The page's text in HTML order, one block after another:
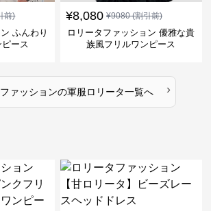
前)
ふんわり
ース
¥8,080 ¥9080(割引前)
ロリータファッション 優雅な貴
族風フリルワンピース
ァッションの軍服ロリータ一覧へ ›